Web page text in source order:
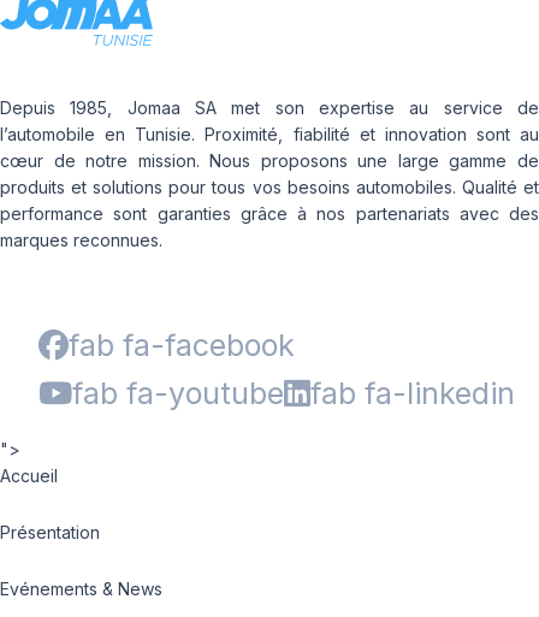
Depuis 1985, Jomaa SA met son expertise au service de
l’automobile en Tunisie. Proximité, fiabilité et innovation sont au
cœur de notre mission. Nous proposons une large gamme de
produits et solutions pour tous vos besoins automobiles. Qualité et
performance sont garanties grâce à nos partenariats avec des
marques reconnues.
fab fa-facebook
fab fa-youtube
fab fa-linkedin
">
Accueil
Présentation
Evénements & News